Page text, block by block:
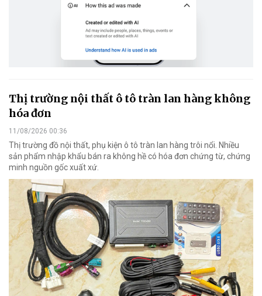
Thị trường nội thất ô tô tràn lan hàng không
hóa đơn
11/08/2026 00:36
Thị trường đồ nội thất, phụ kiện ô tô tràn lan hàng trôi nổi. Nhiều
sản phẩm nhập khẩu bán ra không hề có hóa đơn chứng từ, chứng
minh nguồn gốc xuất xứ.